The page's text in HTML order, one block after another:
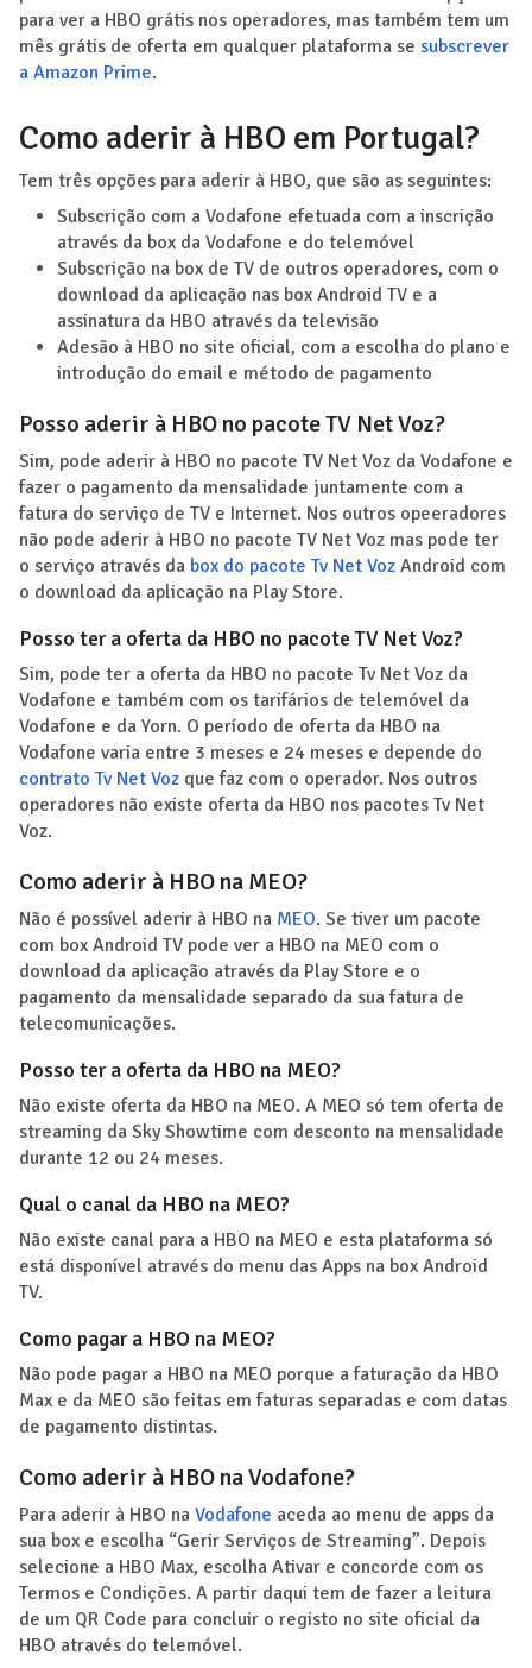
para ver a HBO grátis nos operadores, mas também tem um
mês grátis de oferta em qualquer plataforma se subscrever
a Amazon Prime.
Como aderir à HBO em Portugal?
Tem três opções para aderir à HBO, que são as seguintes:
Subscrição com a Vodafone efetuada com a inscrição
através da box da Vodafone e do telemóvel
Subscrição na box de TV de outros operadores, com o
download da aplicação nas box Android TV e a
assinatura da HBO através da televisão
Adesão à HBO no site oficial, com a escolha do plano e
introdução do email e método de pagamento
Posso aderir à HBO no pacote TV Net Voz?
Sim, pode aderir à HBO no pacote TV Net Voz da Vodafone e
fazer o pagamento da mensalidade juntamente com a
fatura do serviço de TV e Internet. Nos outros opeeradores
não pode aderir à HBO no pacote TV Net Voz mas pode ter
o serviço através da box do pacote Tv Net Voz Android com
o download da aplicação na Play Store.
Posso ter a oferta da HBO no pacote TV Net Voz?
Sim, pode ter a oferta da HBO no pacote Tv Net Voz da
Vodafone e também com os tarifários de telemóvel da
Vodafone e da Yorn. O período de oferta da HBO na
Vodafone varia entre 3 meses e 24 meses e depende do
contrato Tv Net Voz que faz com o operador. Nos outros
operadores não existe oferta da HBO nos pacotes Tv Net
Voz.
Como aderir à HBO na MEO?
Não é possível aderir à HBO na MEO. Se tiver um pacote
com box Android TV pode ver a HBO na MEO com o
download da aplicação através da Play Store e o
pagamento da mensalidade separado da sua fatura de
telecomunicações.
Posso ter a oferta da HBO na MEO?
Não existe oferta da HBO na MEO. A MEO só tem oferta de
streaming da Sky Showtime com desconto na mensalidade
durante 12 ou 24 meses.
Qual o canal da HBO na MEO?
Não existe canal para a HBO na MEO e esta plataforma só
está disponível através do menu das Apps na box Android
TV.
Como pagar a HBO na MEO?
Não pode pagar a HBO na MEO porque a faturação da HBO
Max e da MEO são feitas em faturas separadas e com datas
de pagamento distintas.
Como aderir à HBO na Vodafone?
Para aderir à HBO na Vodafone aceda ao menu de apps da
sua box e escolha “Gerir Serviços de Streaming”. Depois
selecione a HBO Max, escolha Ativar e concorde com os
Termos e Condições. A partir daqui tem de fazer a leitura
de um QR Code para concluir o registo no site oficial da
HBO através do telemóvel.